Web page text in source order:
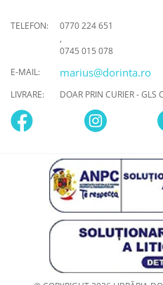
TELEFON:
0770 224 651
,
0745 015 078
E-MAIL:
marius@dorinta.ro
LIVRARE: DOAR PRIN CURIER - GLS